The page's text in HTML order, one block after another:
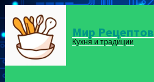
Menu Мир Рецептов
Кухня и традиции